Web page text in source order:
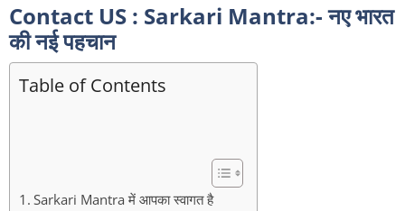
Contact US : Sarkari Mantra:- नए भारत
की नई पहचान
Table of Contents
Sarkari Mantra में आपका स्वागत है